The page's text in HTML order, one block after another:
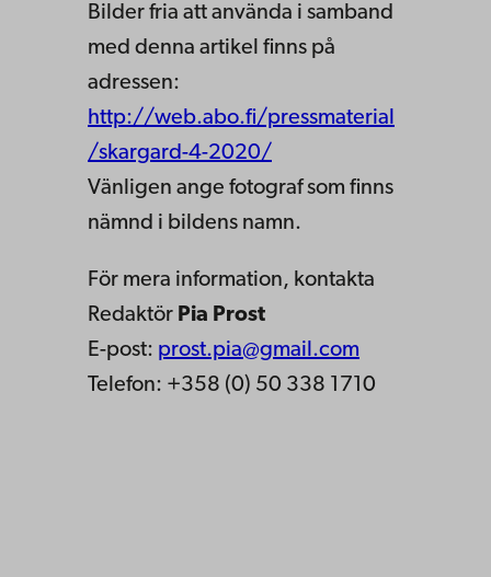
Bilder fria att använda i samband
med denna artikel finns på
adressen:
http://web.abo.fi/pressmaterial
/skargard-4-2020/
Vänligen ange fotograf som finns
nämnd i bildens namn.
För mera information, kontakta
Redaktör Pia Prost
E-post: prost.pia@gmail.com
Telefon: +358 (0) 50 338 1710